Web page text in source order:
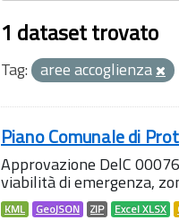
1 dataset trovato
Tag: aree accoglienza
Piano Comunale di
Approvazione DelC
viabilità di emergenza,
KML GeoJSON ZIP Excel XLSX